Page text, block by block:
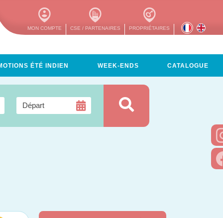
MON COMPTE CSE / PARTENAIRES PROPRIÉTAIRES
ÉTÉ INDIEN WEEK-ENDS CATALOGUE